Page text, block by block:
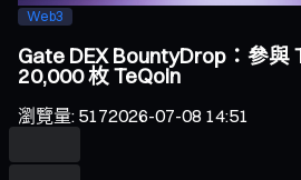
Web3
Gate DEX BountyDrop：參與
20,000 枚 TeQoin
瀏覽量: 5172026-07-08 14:51